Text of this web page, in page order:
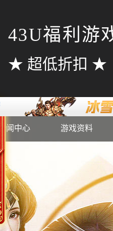
43U福利游
★ 超低折扣 ★
新闻中心 游戏资料